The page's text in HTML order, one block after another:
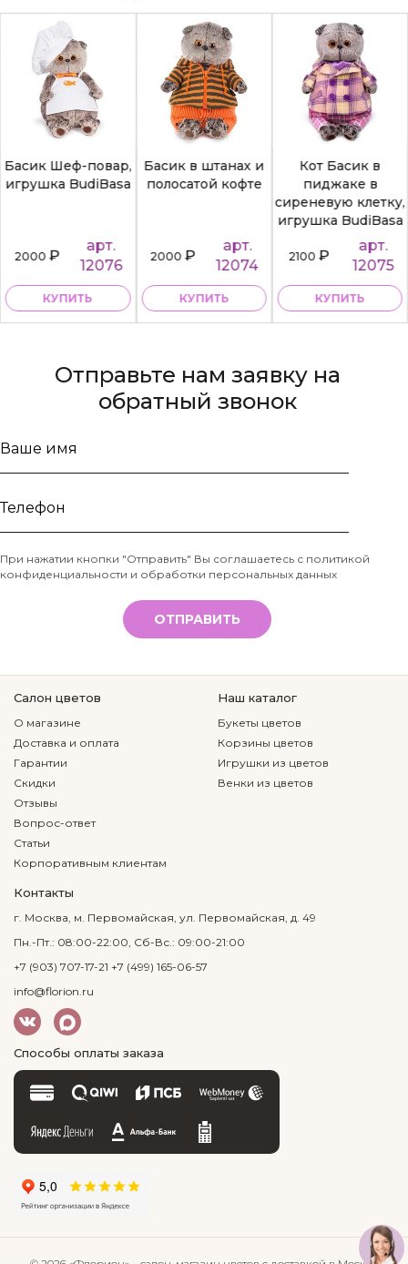
Басик Шеф-повар,
игрушка BudiBasa
2000₽
арт.
12076
КУПИТЬ
Басик в штанах и
полосатой кофте
2000₽
арт.
12074
КУПИТЬ
Кот Басик в
пиджаке в
сиреневую клетку,
игрушка BudiBasa
2100₽
арт.
12075
КУПИТЬ
Отправьте нам заявку на
обратный звонок
Ваше
Телефон
*
При нажатии кнопки "Отправить" Вы соглашаетесь с политикой
конфиденциальности и обработки персональных данных
ОТПРАВИТЬ
Салон цветов
О магазине
Доставка и оплата
Гарантии
Скидки
Отзывы
Вопрос-ответ
Статьи
Корпоративным клиентам
Наш каталог
Букеты цветов
Корзины цветов
Игрушки из цветов
Венки из цветов
Контакты
г. Москва, м. Первомайская, ул. Первомайская, д. 49
Пн.-Пт.: 08:00-22:00, Сб-Вс.: 09:00-21:00
+7 (903) 707-17-21 +7 (499) 165-06-57
info@florion.ru
Способы оплаты заказа